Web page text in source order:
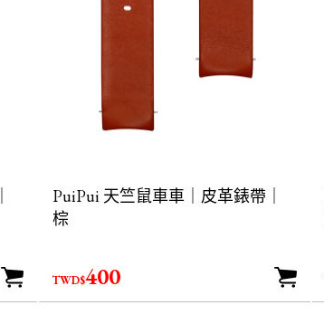
PuiPui 天竺鼠車車｜皮革錶帶｜
棕
TWD$400